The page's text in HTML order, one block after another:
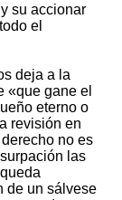
su accionar
el
deja a la
«que gane el
eterno o
revisión en
no es
las
de un sálvese